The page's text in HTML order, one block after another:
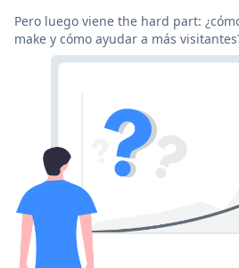
Pero luego viene the hard part:
make y cómo ayudar a más